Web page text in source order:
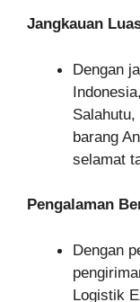
Jangkauan
Dengan
barang
selamat
Pengalaman
Dengan
Logistik